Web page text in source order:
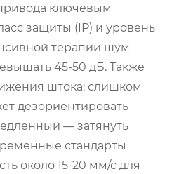
ключевым
защиты (IP) и уровень
терапии шум
45-50 дБ. Также
штока: слишком
дезориентировать
— затянуть
стандарты
около 15-20 мм/с для